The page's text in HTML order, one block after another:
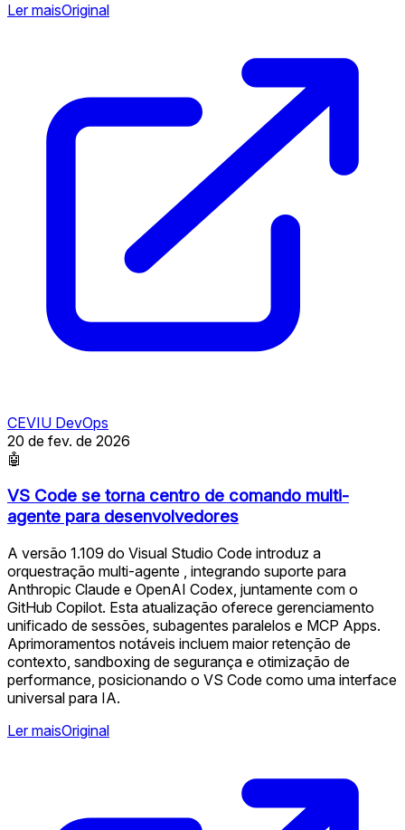
Ler maisOriginal
CEVIU DevOps
20 de fev. de 2026
🤖
VS Code se torna centro de comando multi-
agente para desenvolvedores
A versão 1.109 do Visual Studio Code introduz a
orquestração multi-agente , integrando suporte para
Anthropic Claude e OpenAI Codex, juntamente com o
GitHub Copilot. Esta atualização oferece gerenciamento
unificado de sessões, subagentes paralelos e MCP Apps.
Aprimoramentos notáveis incluem maior retenção de
contexto, sandboxing de segurança e otimização de
performance, posicionando o VS Code como uma interface
universal para IA.
Ler maisOriginal